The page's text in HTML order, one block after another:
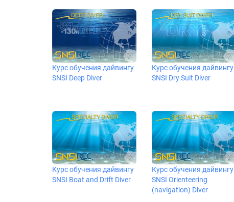
Курс обучения дайвингу
SNSI Deep Diver
Курс обучения дайвингу
SNSI Dry Suit Diver
Курс обучения дайвингу
SNSI Boat and Drift Diver
Курс обучения дайвингу
SNSI Orienteering
(navigation) Diver